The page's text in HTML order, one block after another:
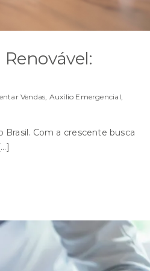
Vendas Auxílio Emergencial
Com a crescente busca